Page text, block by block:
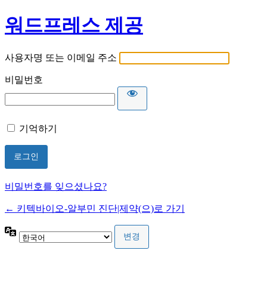
워드프레스 제공
사용자명 또는 이메일 주소
비밀번호
기억하기
비밀번호를 잊으셨나요?
← 키텍바이오-알부민 진단|제약(으)로 가기
언
어